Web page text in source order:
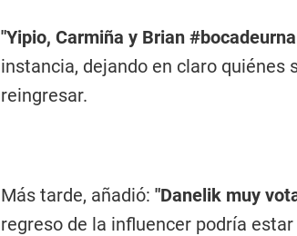
"Yipio, Carmiña y Brian
instancia, dejando en claro quiénes
reingresar.
Más tarde, añadió: "Danelik muy
regreso de la influencer podría